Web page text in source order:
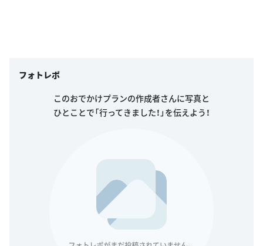
フォトレポ
このおでかけプランの作成者さんに写真と
ひとことで「行ってきました！」を伝えよう！